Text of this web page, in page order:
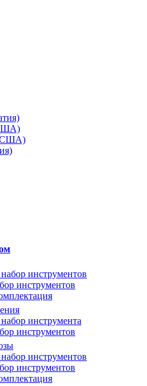
(США)
инструментов
инструментов
инструмента
инструментов
инструментов
инструментов